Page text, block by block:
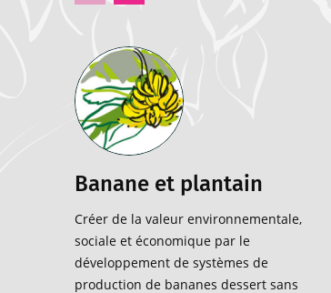
Banane et plantain
Créer de la valeur environnementale,
sociale et économique par le
développement de systèmes de
production de bananes dessert sans